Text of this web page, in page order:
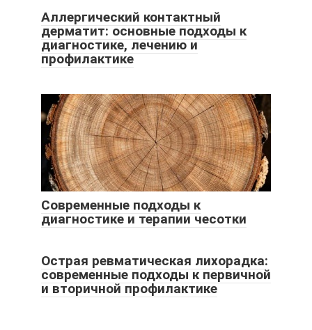
Аллергический контактный
дерматит: основные подходы к
диагностике, лечению и
профилактике
Современные подходы к
диагностике и терапии чесотки
Острая ревматическая лихорадка:
современные подходы к первичной
и вторичной профилактике